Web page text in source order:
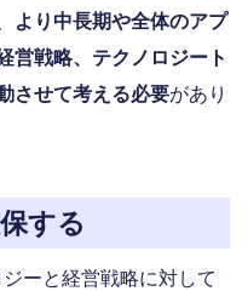
より中長期や全体のアプ
営戦略、テクノロジート
させて考える必要があり
する
ーと経営戦略に対して